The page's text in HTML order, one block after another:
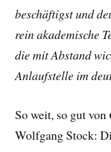
beschäftigst und
rein akademische
die mit Abstand
Anlaufstelle im
So weit, so gut von
Wolfgang Stock: